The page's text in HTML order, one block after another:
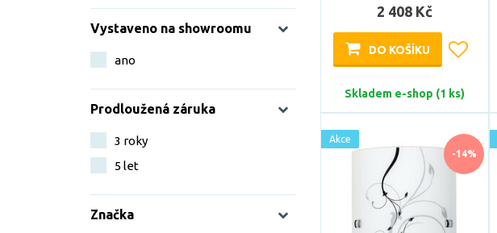
Vystaveno na showroomu
ano
Prodloužená záruka
3 roky
5 let
Značka
2 408 Kč
DO KOŠÍKU
Skladem e-shop (1 ks)
-14%
Akce